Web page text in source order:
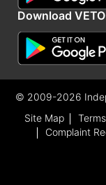
Download
© 2009-2026
Site Map
Complaint